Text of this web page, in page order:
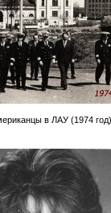
в ЛАУ (1974 год)